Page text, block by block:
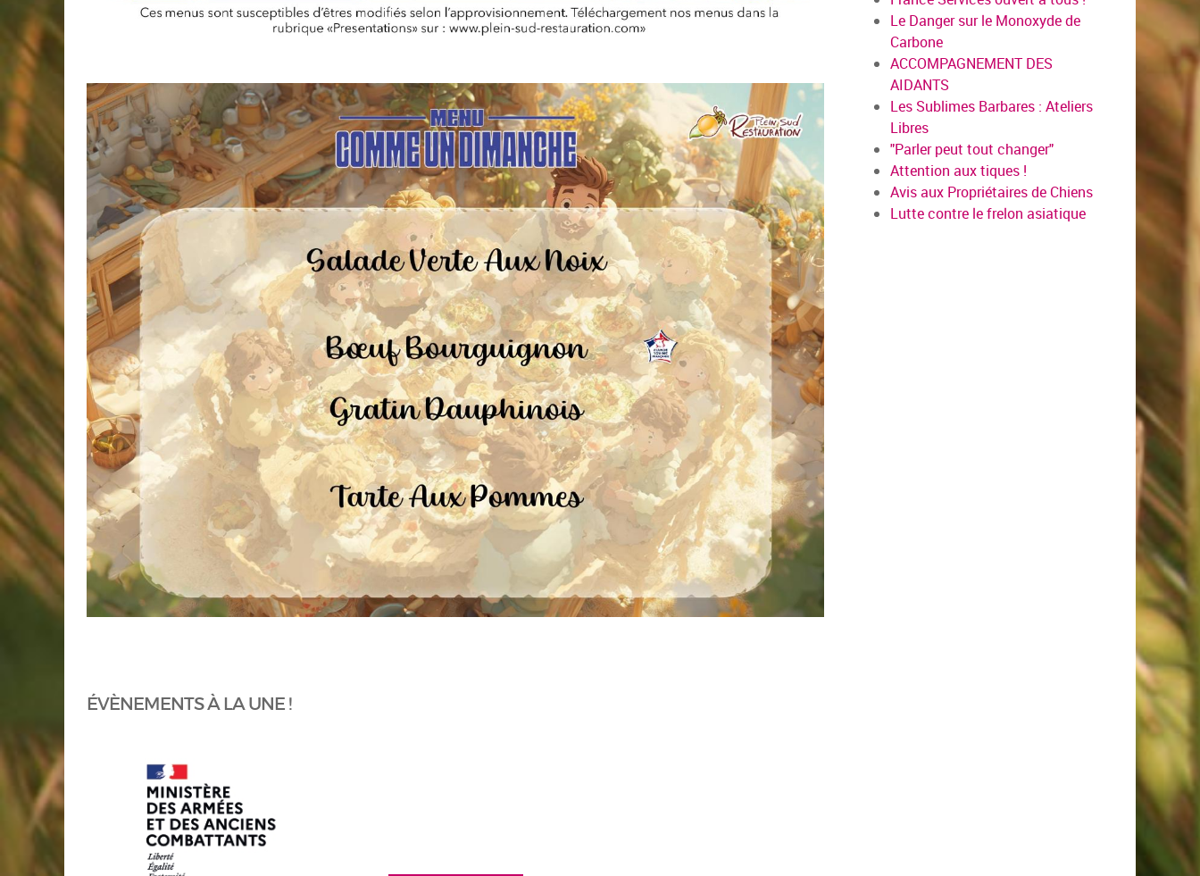
ÉVÈNEMENTS À LA UNE !
Le Danger sur le Monoxyde de
Carbone
ACCOMPAGNEMENT DES
AIDANTS
Les Sublimes Barbares : Ateliers
Libres
"Parler peut tout changer"
Attention aux tiques !
Avis aux Propriétaires de Chiens
Lutte contre le frelon asiatique